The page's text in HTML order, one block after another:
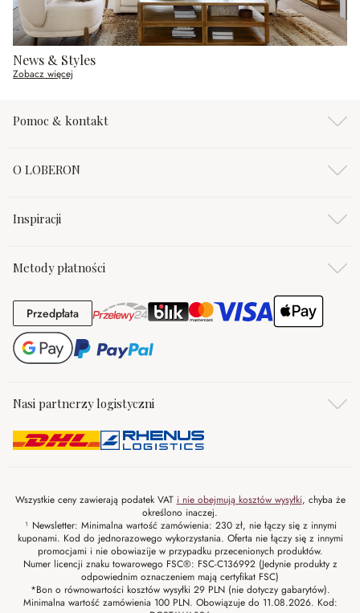
News & Styles
Zobacz więcej
Pomoc & kontakt
O LOBERON
Inspiracji
Metody płatności
PrzedpłataPrzedpłata
Nasi partnerzy logistyczni
Wszystkie ceny zawierają podatek VAT i nie obejmują kosztów wysyłki, chyba że
określono inaczej.
¹ Newsletter: Minimalna wartość zamówienia: 230 zł, nie łączy się z innymi
kuponami. Kod do jednorazowego wykorzystania. Oferta nie łączy się z innymi
promocjami i nie obowiazije w przypadku przecenionych produktów.
Numer licencji znaku towarowego FSC®: FSC-C136992 (Jedynie produkty z
odpowiednim oznaczeniem mają certyfikat FSC)
*Bon o równowartości kosztów wysyłki 29 PLN (nie dotyczy gabarytów).
Minimalna wartość zamówienia 100 PLN. Obowiązuje do 11.08.2026. Kod: